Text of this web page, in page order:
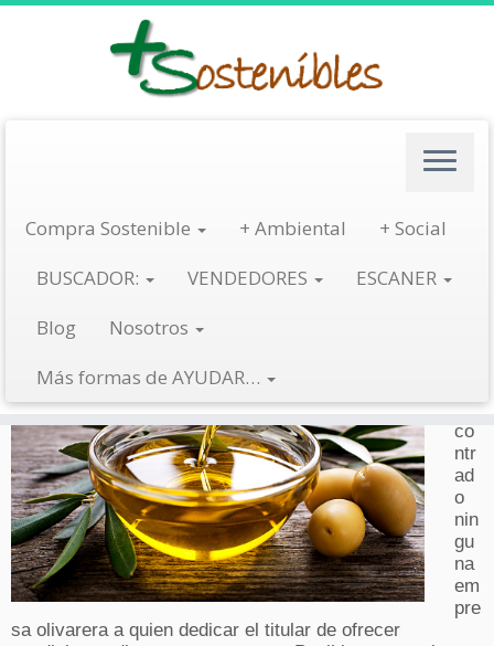
Compra Sostenible + Ambiental
+ Social
BUSCADOR:
VENDEDORES
ESCANER
Blog
Nosotros
Más formas de AYUDAR…
enUncategorized
en
co
ntr
ad
o
nin
gu
na
em
pre
sa olivarera a quien dedicar el titular de ofrecer